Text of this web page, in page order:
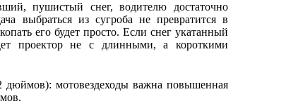
пушистый снег, водителю достаточно
выбраться из сугроба не превратится в
его будет просто. Если снег укатанный
проектор не с длинными, а короткими
мотовездеходы важна повышенная